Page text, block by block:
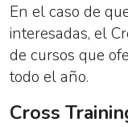
En el caso de
interesadas, el
de cursos que
todo el año.
Cross